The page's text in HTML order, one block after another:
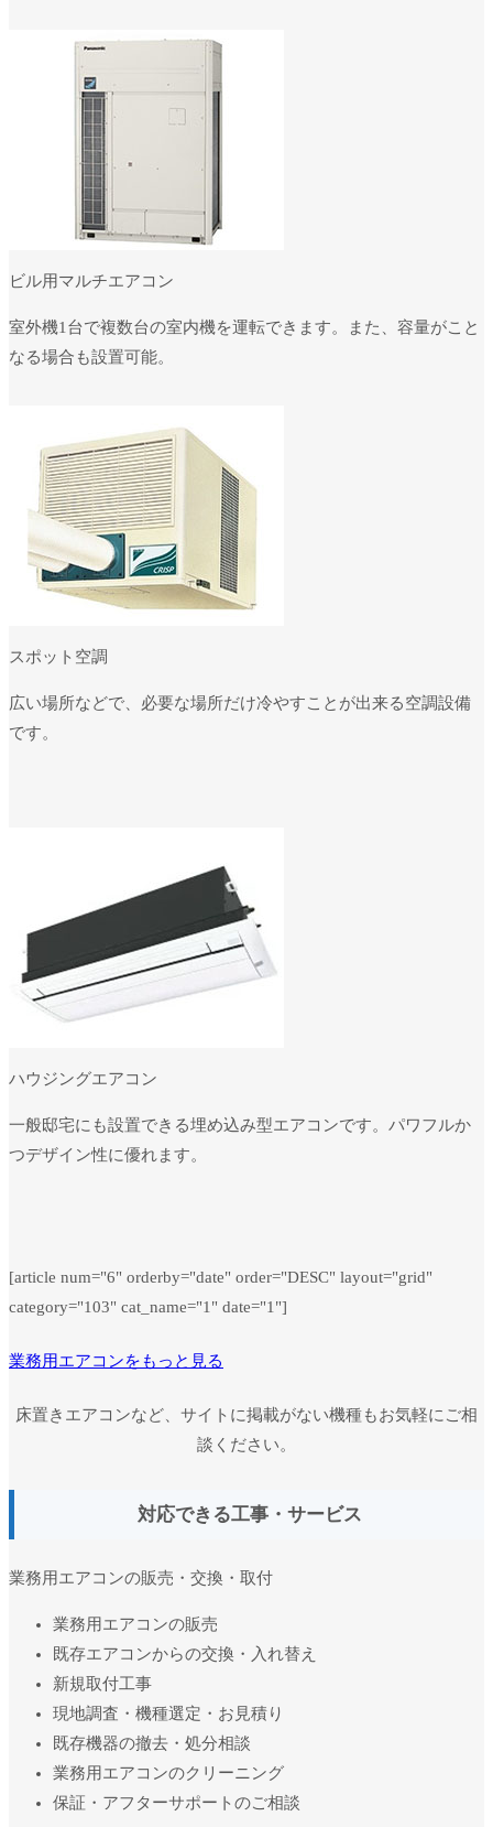
ビル用マルチエアコン
室外機1台で複数台の室内機を運転できます。また、容量がこと
なる場合も設置可能。
スポット空調
広い場所などで、必要な場所だけ冷やすことが出来る空調設備
です。
ハウジングエアコン
一般邸宅にも設置できる埋め込み型エアコンです。パワフルか
つデザイン性に優れます。
[article num="6" orderby="date" order="DESC" layout="grid"
category="103" cat_name="1" date="1"]
業務用エアコンをもっと見る
床置きエアコンなど、サイトに掲載がない機種もお気軽にご相
談ください。
対応できる工事・サービス
業務用エアコンの販売・交換・取付
業務用エアコンの販売
既存エアコンからの交換・入れ替え
新規取付工事
現地調査・機種選定・お見積り
既存機器の撤去・処分相談
業務用エアコンのクリーニング
保証・アフターサポートのご相談